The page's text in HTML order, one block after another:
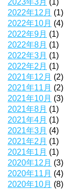
2022年12月 (1)
2022年10月 (4)
2022年9月 (1)
2022年8月 (1)
2022年3月 (1)
2022年2月 (1)
2021年12月 (2)
2021年11月 (2)
2021年10月 (3)
2021年8月 (1)
2021年4月 (1)
2021年3月 (4)
2021年2月 (1)
2021年1月 (1)
2020年12月 (3)
2020年11月 (4)
2020年10月 (8)